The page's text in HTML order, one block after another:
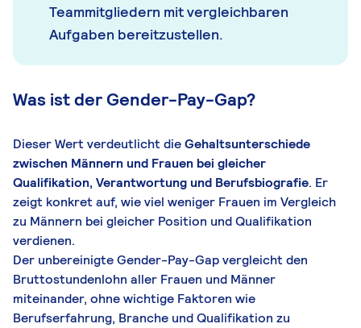
Teammitgliedern mit vergleichbaren
Aufgaben bereitzustellen.
Was ist der Gender-Pay-Gap?
Dieser Wert verdeutlicht dieGehaltsunterschiede
zwischen Männern und Frauen bei gleicher
Qualifikation, Verantwortung und Berufsbiografie. Er
zeigt konkret auf, wie viel weniger Frauen im Vergleich
zu Männern bei gleicher Position und Qualifikation
verdienen.
Der unbereinigte Gender-Pay-Gap vergleicht den
Bruttostundenlohn aller Frauen und Männer
miteinander, ohne wichtige Faktoren wie
Berufserfahrung, Branche und Qualifikation zu